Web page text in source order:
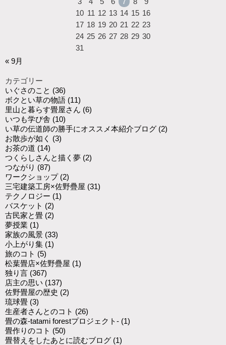
10 11 12 13 14 15 16
17 18 19 20 21 22 23
24 25 26 27 28 29 30
31
« 9月
カテゴリー
いぐさのこと (36)
ボクとい草の物語 (11)
里山と暮らす畳屋さん (6)
いつも学び舎 (10)
い草の伝道師の勝手にオススメ本紹介ブログ (2)
お散歩が如く (3)
お茶の道 (14)
つくらしさんと描く夢 (2)
つながり (87)
ワークショップ (2)
三宅建築工房×佐野疊屋 (31)
テクノロジー (1)
バスケット (2)
古民家と畳 (2)
夢授業 (1)
家族の風景 (33)
小上がり集 (1)
旅のコト (5)
松葉畳店×佐野疊屋 (1)
独り言 (367)
店主の思い (137)
佐野畳屋の歴史 (2)
琉球畳 (3)
生産者さんとのコト (26)
畳の森-tatami forestプロジェクト- (1)
畳作りのコト (50)
畳替えをしたあとに読むブログ (1)